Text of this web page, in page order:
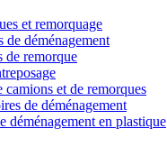
et remorquage
de déménagement
de remorque
camions et de remorques
de déménagement
déménagement en plastique